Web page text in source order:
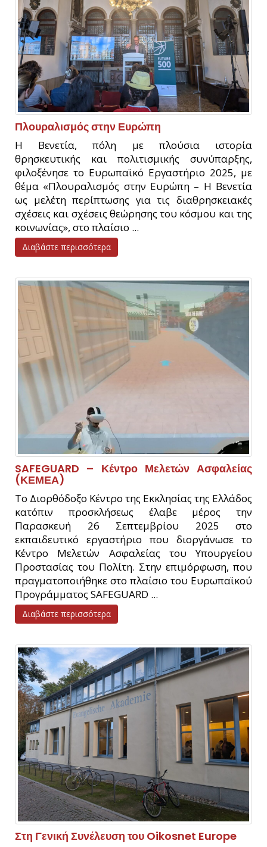
Πλουραλισμός στην Ευρώπη
Η Βενετία, πόλη με πλούσια ιστορία
θρησκευτικής και πολιτισμικής συνύπαρξης,
φιλοξένησε το Ευρωπαϊκό Εργαστήριο 2025, με
θέμα «Πλουραλισμός στην Ευρώπη – Η Βενετία
ως μελέτη περίπτωσης για τις διαθρησκειακές
σχέσεις και σχέσεις θεώρησης του κόσμου και της
κοινωνίας», στο πλαίσιο ...
Διαβάστε περισσότερα
SAFEGUARD – Κέντρο Μελετών Ασφαλείας
(ΚΕΜΕΑ)
Το Διορθόδοξο Κέντρο της Εκκλησίας της Ελλάδος
κατόπιν προσκλήσεως έλαβε μέρος την
Παρασκευή 26 Σεπτεμβρίου 2025 στο
εκπαιδευτικό εργαστήριο που διοργάνωσε το
Κέντρο Μελετών Ασφαλείας του Υπουργείου
Προστασίας του Πολίτη. Στην επιμόρφωση, που
πραγματοποιήθηκε στο πλαίσιο του Ευρωπαϊκού
Προγράμματος SAFEGUARD ...
Διαβάστε περισσότερα
Στη Γενική Συνέλευση του Oikosnet Europe